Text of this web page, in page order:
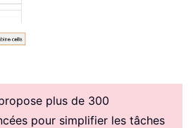
plus de 300
pour simplifier les tâches